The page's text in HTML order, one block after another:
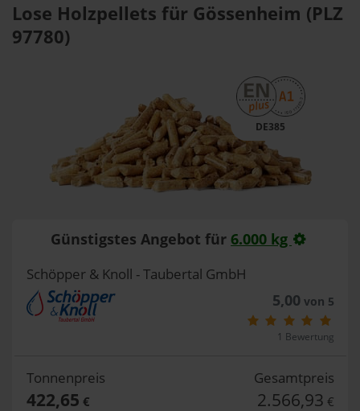
Lose Holzpellets für Gössenheim (PLZ
97780)
DE385
Günstigstes Angebot für 6.000 kg
Schöpper & Knoll - Taubertal GmbH
5,00 von 5
1 Bewertung
Tonnenpreis
422,65 €
Gesamtpreis
2.566,93 €